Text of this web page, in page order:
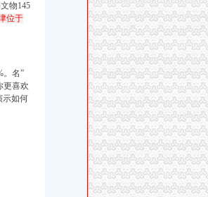
物145
位于
。名”
更喜欢
示如何